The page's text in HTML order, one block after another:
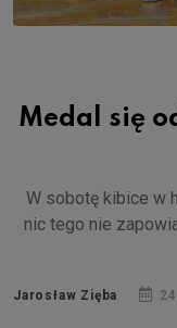
Medal się
W sobotę kibice w
nic tego nie
Jarosław Zięba